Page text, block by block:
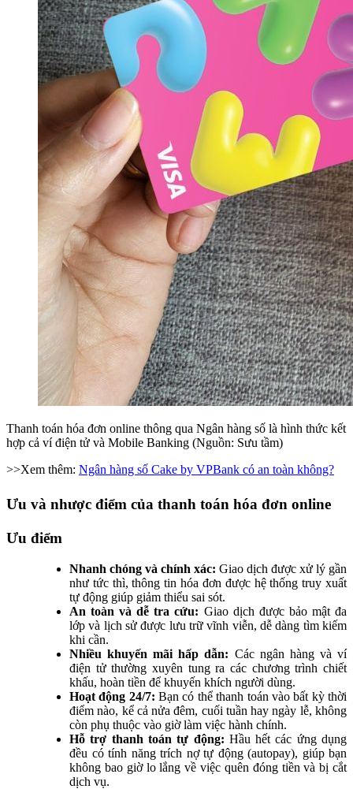
Thanh toán hóa đơn online thông qua Ngân hàng số là hình thức kết
hợp cả ví điện tử và Mobile Banking (Nguồn: Sưu tầm)
>>Xem thêm: Ngân hàng số Cake by VPBank có an toàn không?
Ưu và nhược điểm của thanh toán hóa đơn online
Ưu điểm
Nhanh chóng và chính xác: Giao dịch được xử lý gần
như tức thì, thông tin hóa đơn được hệ thống truy xuất
tự động giúp giảm thiểu sai sót.
An toàn và dễ tra cứu: Giao dịch được bảo mật đa
lớp và lịch sử được lưu trữ vĩnh viễn, dễ dàng tìm kiếm
khi cần.
Nhiều khuyến mãi hấp dẫn: Các ngân hàng và ví
điện tử thường xuyên tung ra các chương trình chiết
khấu, hoàn tiền để khuyến khích người dùng.
Hoạt động 24/7:Bạn có thể thanh toán vào bất kỳ thời
điểm nào, kể cả nửa đêm, cuối tuần hay ngày lễ, không
còn phụ thuộc vào giờ làm việc hành chính.
Hỗ trợ thanh toán tự động: Hầu hết các ứng dụng
đều có tính năng trích nợ tự động (autopay), giúp bạn
không bao giờ lo lắng về việc quên đóng tiền và bị cắt
dịch vụ.